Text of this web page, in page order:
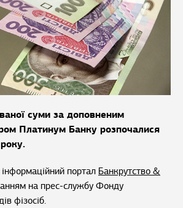
суми за доповненим
Платинум Банку розпочалися
портал Банкрутство &
на прес-службу Фонду
фізосіб.